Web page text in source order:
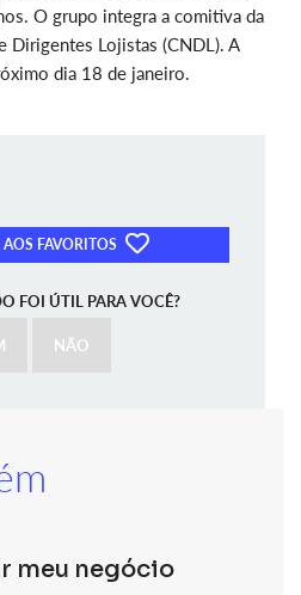
O grupo integra a comitiva da
Dirigentes Lojistas (CNDL). A
dia 18 de janeiro.
FAVORITOS
FOI ÚTIL PARA VOCÊ?
NÃO
meu negócio